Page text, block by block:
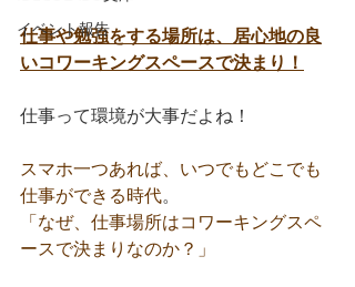
イベント報告
仕事や勉強をする場所は、居心地の良
いコワーキングスペースで決まり！
仕事って環境が大事だよね！
スマホ一つあれば、いつでもどこでも
仕事ができる時代。
「なぜ、仕事場所はコワーキングスペ
ースで決まりなのか？」